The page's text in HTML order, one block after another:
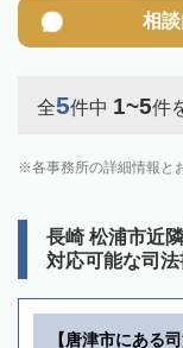
相
全5件中 1~5件
各事務所の詳細情報と
長崎 松浦市近
対応可能な司
【唐津市にある